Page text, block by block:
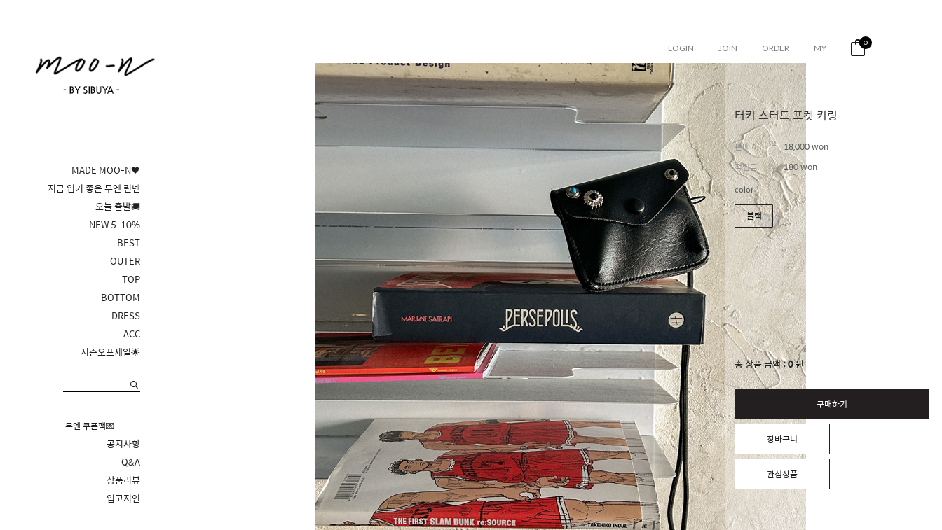
LOGIN JOIN ORDER MY 0
MADE MOO-N🖤
지금 입기 좋은 무엔 린넨
오늘 출발🚚
NEW 5-10%
BEST
OUTER
TOP
BOTTOM
DRESS
ACC
시즌오프세일🌟
무엔 쿠폰팩💌
공지사항
Q&A
상품리뷰
입고지연
터키 스터드 포켓 키링
판매가
18,000 won
적립금
180 won
color
블랙
총 상품 금액 0원
구매하기
장바구니
관심상품